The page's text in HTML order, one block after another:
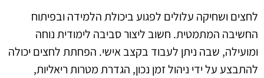
לחצים ושחיקה עלולים לפגוע ביכולת הלמידה ובפיתוח
החשיבה המתמטית. חשוב ליצור סביבה לימודית נוחה
ומועילה, שבה ניתן לעבוד בקצב אישי. הפחתת לחצים יכולה
להתבצע על ידי ניהול זמן נכון, הגדרת מטרות ריאליות,